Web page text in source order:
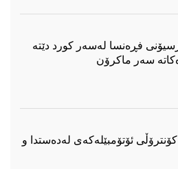
فڕەنسا لەسەر كورد دێتە
سەر ماكرۆن
ئۆتۆمبێلەکەی لەدەستدا و